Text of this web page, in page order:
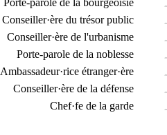
Porte-parole de la bourgeoisie
Conseiller·ère du trésor public
Conseiller·ère de l'urbanisme
Porte-parole de la noblesse
Ambassadeur·rice étranger·ère
Conseiller·ère de la défense
Chef·fe de la garde